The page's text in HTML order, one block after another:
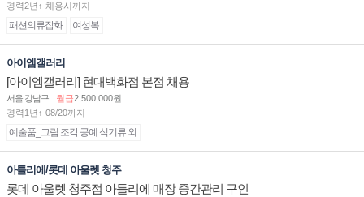
경력2년↑ 채용시까지
패션의류잡화 여성복
아이엠갤러리
[아이엠갤러리] 현대백화점 본점 채용
서울 강남구 월급2,500,000원
경력1년↑ 08/20까지
예술품_그림 조각 공예 식기류 외
아틀리에/롯데 아울렛 청주
롯데 아울렛 청주점 아틀리에 매장 중간관리 구인